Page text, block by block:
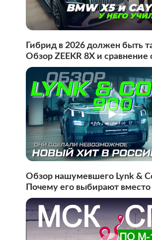
Гибрид в 2026 должен быть
Обзор ZEEKR 8X и сравнение
Обзор нашумевшего Lynk &
Почему его выбирают вместо